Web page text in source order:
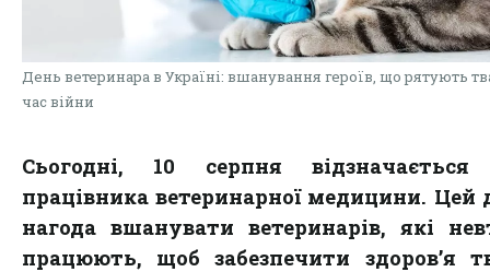
День ветеринара в Україні: вшанування героїв, що рятують
час війни
Сьогодні, 10 серпня
працівника ветеринарної медицини. Цей
нагода вшанувати ветеринарів, які
працюють, щоб забезпечити здоров’я